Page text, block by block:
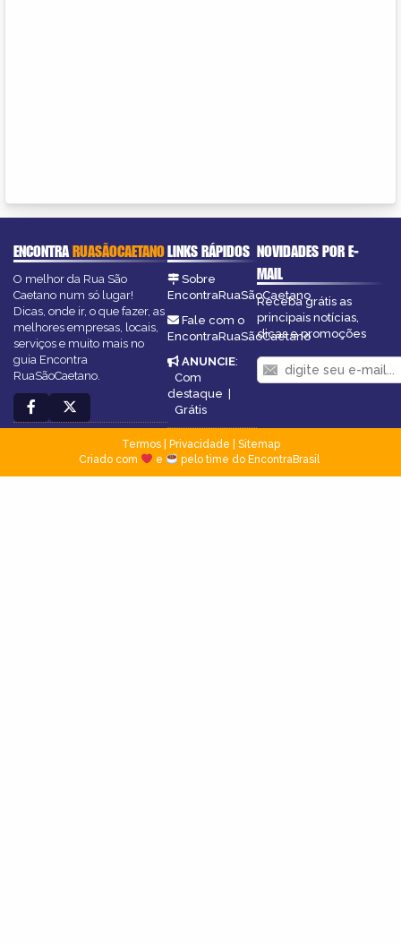
ENCONTRARUASÃOCAETANO
O melhor da Rua São
Caetano num só lugar!
Dicas, onde ir, o que fazer, as
melhores empresas, locais,
serviços e muito mais no
guia Encontra
RuaSãoCaetano.
LINKS RÁPIDOS
Sobre
EncontraRuaSãoCaetano
Fale com o
EncontraRuaSãoCaetano
ANUNCIE:
Com
destaque |
Grátis
NOVIDADES POR E-
MAIL
Receba grátis as
principais notícias,
dicas e promoções
Termos| Privacidade
Sitemap
Criado com
e pelo time do EncontraBrasil